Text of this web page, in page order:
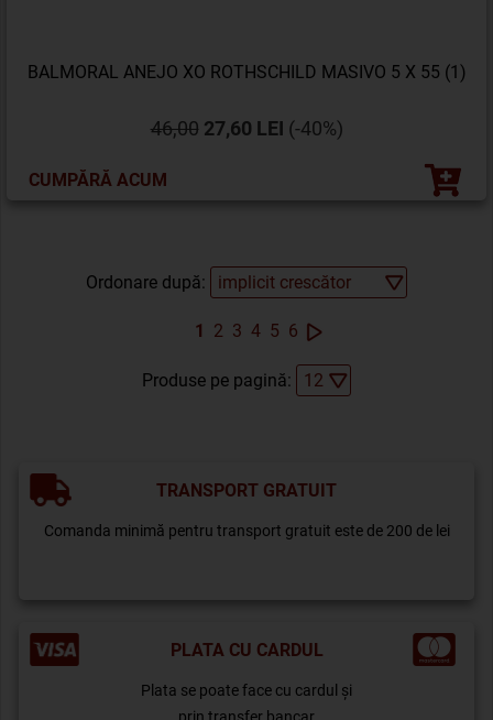
BALMORAL ANEJO XO ROTHSCHILD MASIVO 5 X 55 (1)
46,00 27,60 LEI (-40%)
CUMPĂRĂ ACUM
Ordonare după:
1 2 3 4 5 6
Produse pe pagină:
TRANSPORT GRATUIT
Comanda minimă pentru transport gratuit este de 200 de lei
PLATA CU CARDUL
Plata se poate face cu cardul și